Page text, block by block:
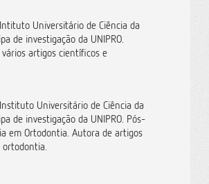
Universitário de Ciência da
de investigação da UNIPRO.
artigos científicos e
Universitário de Ciência da
de investigação da UNIPRO. Pós-
em Ortodontia. Autora de artigos
ortodontia.